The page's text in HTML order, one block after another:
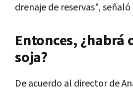
drenaje de reservas", señaló
Entonces,
soja?
De acuerdo al director de